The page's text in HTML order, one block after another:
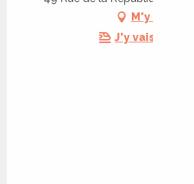
M'y rendre
J'y vais en